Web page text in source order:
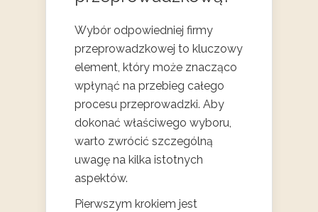
Wybór odpowiedniej firmy
przeprowadzkowej to kluczowy
element, który może znacząco
wpłynąć na przebieg całego
procesu przeprowadzki. Aby
dokonać właściwego wyboru,
warto zwrócić szczególną
uwagę na kilka istotnych
aspektów.
Pierwszym krokiem jest